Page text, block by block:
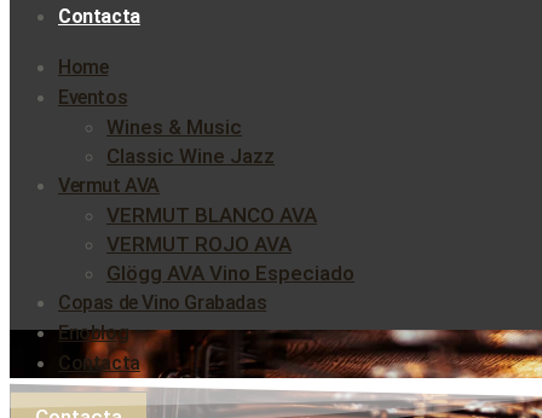
Contacta
Home
Eventos
Wines & Music
Classic Wine Jazz
Vermut AVA
VERMUT BLANCO AVA
VERMUT ROJO AVA
Glögg AVA Vino Especiado
Copas de Vino Grabadas
Enoblog
Contacta